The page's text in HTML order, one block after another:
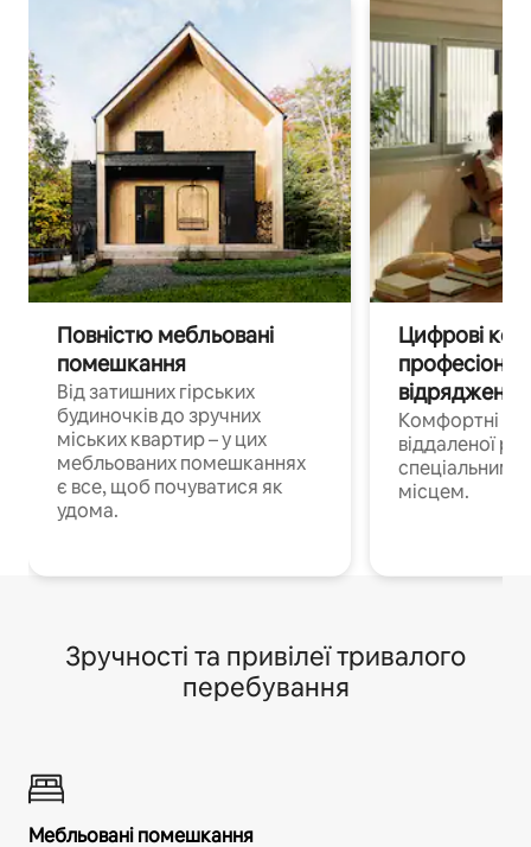
Повністю мебльовані
помешкання
Від затишних гірських
будиночків до зручних
міських квартир – у цих
мебльованих помешканнях
є все, щоб почуватися як
удома.
Цифрові
Комфортні
віддаленої
спеціальним
місцем.
Зручності та привілеї тривалого
перебування
Мебльовані помешкання